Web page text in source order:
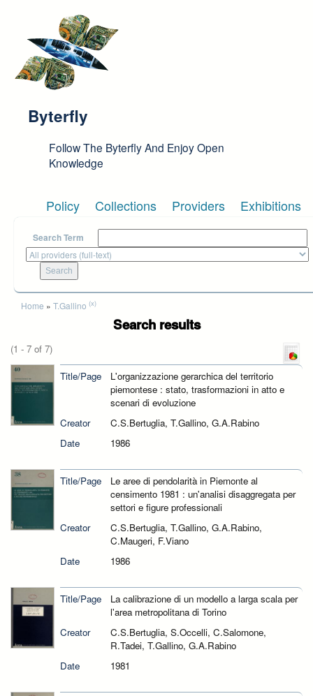
Byterfly
Follow The Byterfly And Enjoy Open
Knowledge
Policy Collections Providers Exhibitions
Search Term
You are here
Home » T.Gallino (x)
Search results
(1 - 7 of 7)
Title/Page
L'organizzazione gerarchica del territorio
piemontese : stato, trasformazioni in atto e
scenari di evoluzione
Creator
C.S.Bertuglia, T.Gallino, G.A.Rabino
Date
1986
Title/Page
Le aree di pendolarità in Piemonte al
censimento 1981 : un'analisi disaggregata per
settori e figure professionali
Creator
C.S.Bertuglia, T.Gallino, G.A.Rabino,
C.Maugeri, F.Viano
Date
1986
Title/Page
La calibrazione di un modello a larga scala per
l'area metropolitana di Torino
Creator
C.S.Bertuglia, S.Occelli, C.Salomone,
R.Tadei, T.Gallino, G.A.Rabino
Date
1981